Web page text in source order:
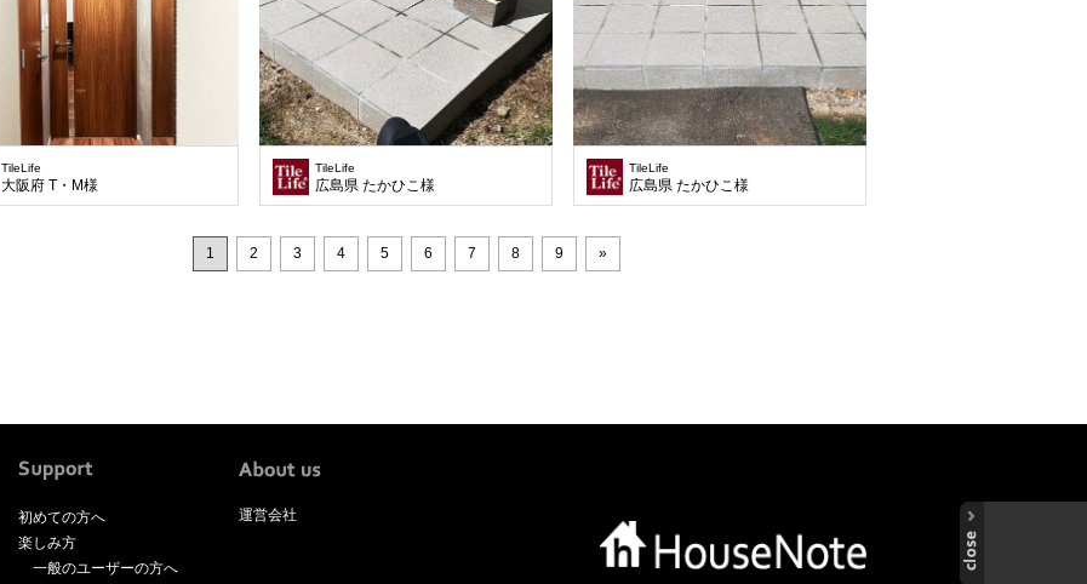
TileLife
大阪府 T・M様
TileLife
広島県 たかひこ様
TileLife
広島県 たかひこ様
1 2 3 4 5 6 7 8 9 »
初めての方へ
楽しみ方
一般のユーザーの方へ
運営会社